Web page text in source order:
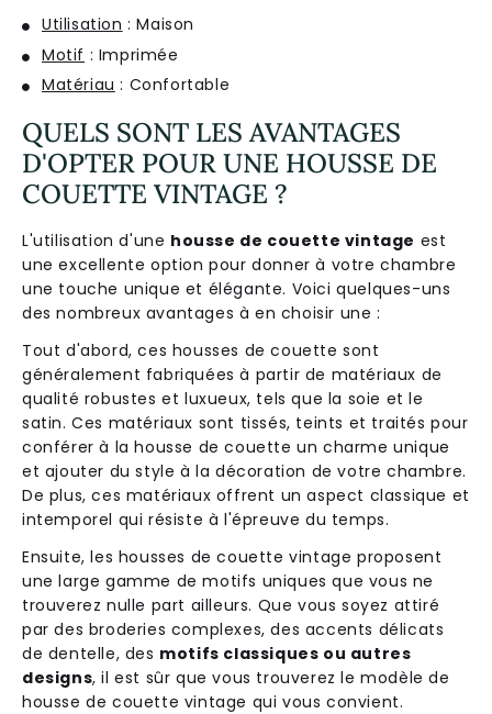
Utilisation : Maison
Motif : Imprimée
Matériau : Confortable
QUELS SONT LES AVANTAGES
D'OPTER POUR UNE HOUSSE DE
COUETTE VINTAGE ?
L'utilisation d'une housse de couette vintage est
une excellente option pour donner à votre chambre
une touche unique et élégante. Voici quelques-uns
des nombreux avantages à en choisir une :
Tout d'abord, ces housses de couette sont
généralement fabriquées à partir de matériaux de
qualité robustes et luxueux, tels que la soie et le
satin. Ces matériaux sont tissés, teints et traités pour
conférer à la housse de couette un charme unique
et ajouter du style à la décoration de votre chambre.
De plus, ces matériaux offrent un aspect classique et
intemporel qui résiste à l'épreuve du temps.
Ensuite, les housses de couette vintage proposent
une large gamme de motifs uniques que vous ne
trouverez nulle part ailleurs. Que vous soyez attiré
par des broderies complexes, des accents délicats
de dentelle, des motifs classiques ou autres
designs, il est sûr que vous trouverez le modèle de
housse de couette vintage qui vous convient.